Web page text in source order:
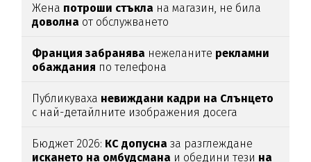
Жена потроши стъкла на магазин, не била
доволна от обслужването
Франция забранява нежеланите рекламни
обаждания по телефона
Публикуваха невиждани кадри на Слънцето
с най-детайлните изображения досега
Бюджет 2026: КС допусна за разглеждане
искането на омбудсмана и обедини тези на